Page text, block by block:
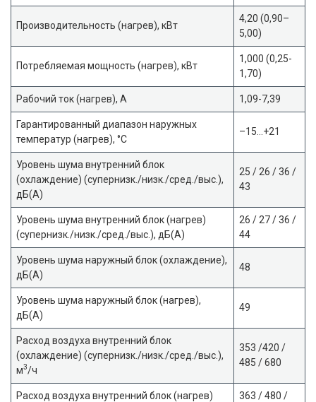
Производительность (нагрев), кВт
4,20 (0,90–
5,00)
Потребляемая мощность (нагрев), кВт
1,000 (0,25-
1,70)
Рабочий ток (нагрев), А 1,09-7,39
Гарантированный диапазон наружных
температур (нагрев), °С
–15…+21
Уровень шума внутренний блок
(охлаждение) (супернизк./низк./сред./выс.),
дБ(A)
25 / 26 / 36 /
43
Уровень шума внутренний блок (нагрев)
(супернизк./низк./сред./выс.), дБ(А)
26 / 27 / 36 /
44
Уровень шума наружный блок (охлаждение),
дБ(А)
48
Уровень шума наружный блок (нагрев),
дБ(А)
49
Расход воздуха внутренний блок
(охлаждение) (супернизк./низк./сред./выс.),
м3/ч
353 /420 /
485 / 680
Расход воздуха внутренний блок (нагрев)
363 / 480 /